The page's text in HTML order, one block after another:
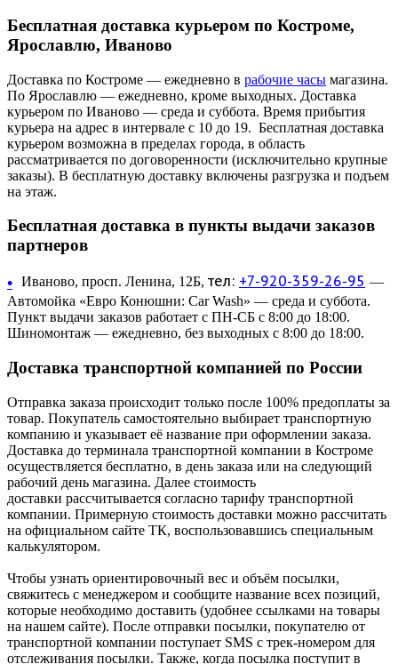
Бесплатная доставка курьером по Костроме,
Ярославлю, Иваново
Доставка по Костроме — ежедневно в рабочие часы магазина.
По Ярославлю — ежедневно, кроме выходных. Доставка
курьером по Иваново — среда и суббота. Время прибытия
курьера на адрес в интервале с 10 до 19. Бесплатная доставка
курьером возможна в пределах города, в область
рассматривается по договоренности (исключительно крупные
заказы). В бесплатную доставку включены разгрузка и подъем
на этаж.
Бесплатная доставка в пункты выдачи заказов
партнеров
• Иваново, просп. Ленина, 12Б, тел: +7-920-359-26-95 —
Автомойка «Евро Конюшни: Car Wash» — среда и суббота.
Пункт выдачи заказов работает с ПН-СБ с 8:00 до 18:00.
Шиномонтаж — ежедневно, без выходных с 8:00 до 18:00.
Доставка транспортной компанией по России
Отправка заказа происходит только после 100% предоплаты за
товар. Покупатель самостоятельно выбирает транспортную
компанию и указывает её название при оформлении заказа.
Доставка до терминала транспортной компании в Костроме
осуществляется бесплатно, в день заказа или на следующий
рабочий день магазина. Далее стоимость
доставки рассчитывается согласно тарифу транспортной
компании. Примерную стоимость доставки можно рассчитать
на официальном сайте ТК, воспользовавшись специальным
калькулятором.
Чтобы узнать ориентировочный вес и объём посылки,
свяжитесь с менеджером и сообщите название всех позиций,
которые необходимо доставить (удобнее ссылками на товары
на нашем сайте). После отправки посылки, покупателю от
транспортной компании поступает SMS с трек-номером для
отслеживания посылки. Также, когда посылка поступит в